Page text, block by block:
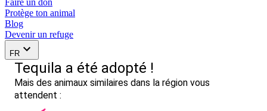
Faire un don
Protège ton animal
Blog
Devenir un refuge
FR
Tequila a été adopté !
Mais des animaux similaires dans la région vous
attendent :